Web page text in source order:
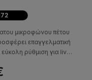
μικροφώνου πέτου
επαγγελματική
εύκολη ρύθμιση για live